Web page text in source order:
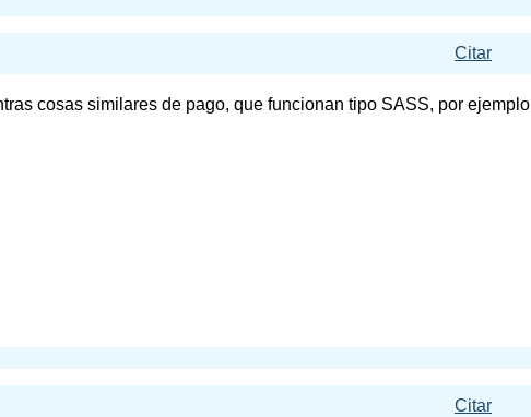
Citar
cosas similares de pago, que funcionan tipo SASS, por ejemplo
Citar